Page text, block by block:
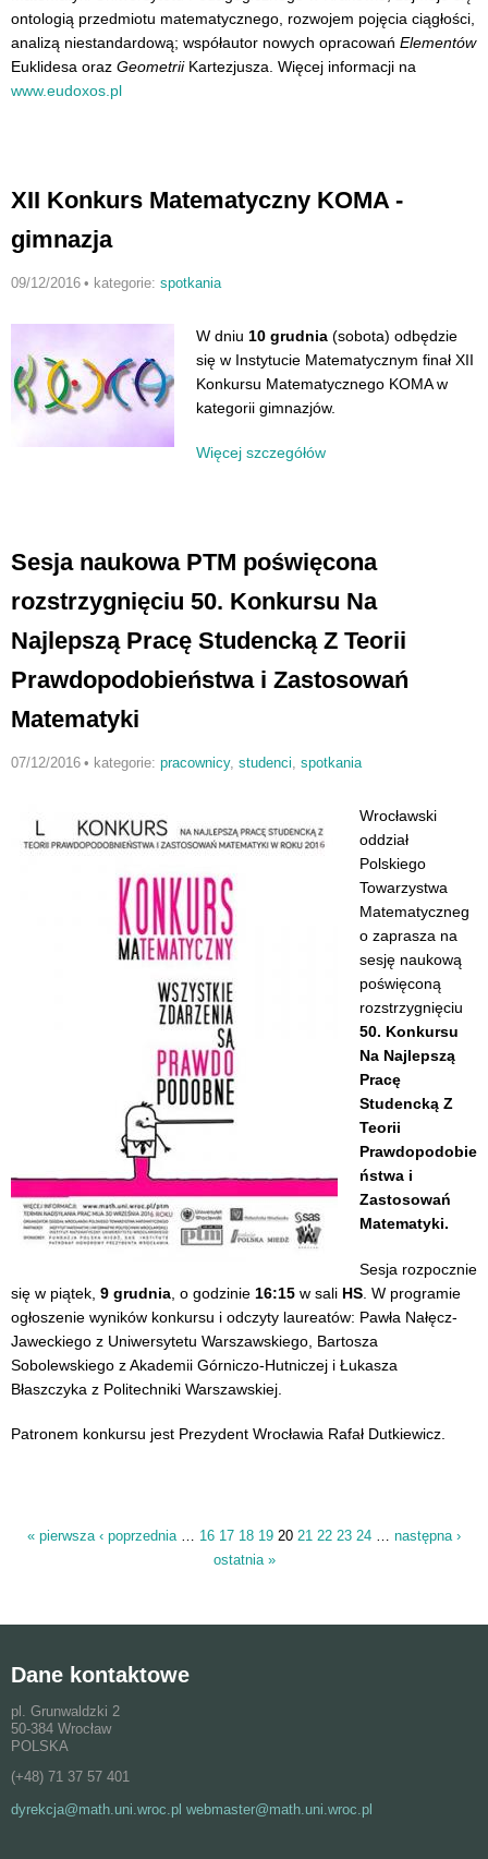
ontologią przedmiotu matematycznego, rozwojem pojęcia ciągłości,
analizą niestandardową; współautor nowych opracowań Elementów
Euklidesa oraz GeometriiKartezjusza. Więcej informacji na
www.eudoxos.pl
XII Konkurs Matematyczny KOMA -
gimnazja
09/12/2016 • kategorie: spotkania
W dniu 10 grudnia (sobota) odbędzie
się w Instytucie Matematycznym finał XII
Konkursu Matematycznego KOMA w
kategorii gimnazjów.
Więcej szczegółów
Sesja naukowa PTM poświęcona
rozstrzygnięciu 50. Konkursu Na
Najlepszą Pracę Studencką Z Teorii
Prawdopodobieństwa i Zastosowań
Matematyki
07/12/2016 • kategorie: pracownicy, studenci spotkania
Wrocławski
oddział
Polskiego
Towarzystwa
Matematyczneg
o zaprasza na
sesję naukową
poświęconą
rozstrzygnięciu
50. Konkursu
Na Najlepszą
Pracę
Studencką Z
Teorii
Prawdopodobie
ństwa i
Zastosowań
Matematyki.
Sesja rozpocznie
się w piątek, 9 grudnia , o godzinie 16:15 w sali HS . W programie
ogłoszenie wyników konkursu i odczyty laureatów: Pawła Nałęcz-
Jaweckiego z Uniwersytetu Warszawskiego, Bartosza
Sobolewskiego z Akademii Górniczo-Hutniczej i Łukasza
Błaszczyka z Politechniki Warszawskiej.
Patronem konkursu jest Prezydent Wrocławia Rafał Dutkiewicz.
« pierwsza ‹ poprzednia 16 17 18 19 20 21 22 23 24
następna ›
ostatnia »
Dane kontaktowe
pl. Grunwaldzki 2
50-384 Wrocław
POLSKA
(+48) 71 37 57 401
dyrekcja@math.uni.wroc.pl webmaster@math.uni.wroc.pl